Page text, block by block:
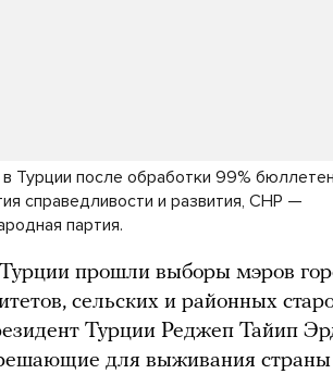
Турции после обработки 99%
справедливости и развития, CHP —
партия.
прошли выборы мэров
сельских и районных
Турции Реджеп Тайип
для выживания страны